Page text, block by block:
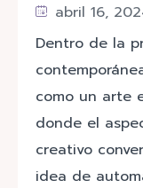
abril 16,
Dentro de la
como un arte
donde el
creativo
idea de